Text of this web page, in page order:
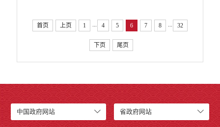
首页 上页 1 ... 4 5 6 7 8 ... 32
下页 尾页
中国政府网站 省政府网站